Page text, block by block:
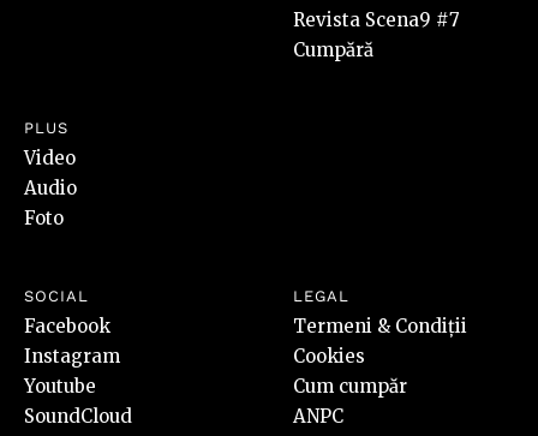
Revista Scena9 #7
Cumpără
PLUS
Video
Audio
Foto
SOCIAL
Facebook
Instagram
Youtube
SoundCloud
LEGAL
Termeni & Condiții
Cookies
Cum cumpăr
ANPC